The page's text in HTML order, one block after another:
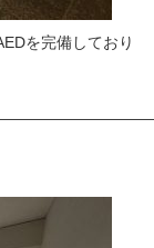
を完備しており